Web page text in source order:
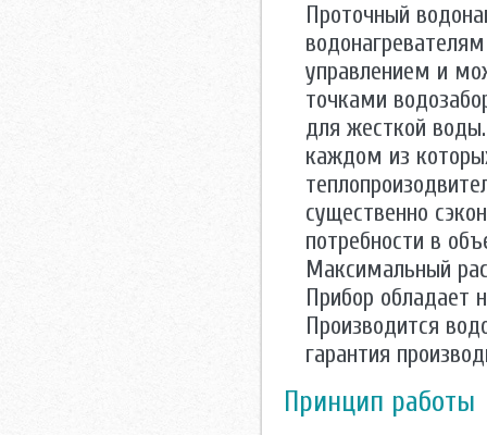
Проточный
управлением и
точками
для жесткой
каждом из
существенно
потребности в
Максимальный
Прибор обладает
Производится
гарантия
Принцип работы